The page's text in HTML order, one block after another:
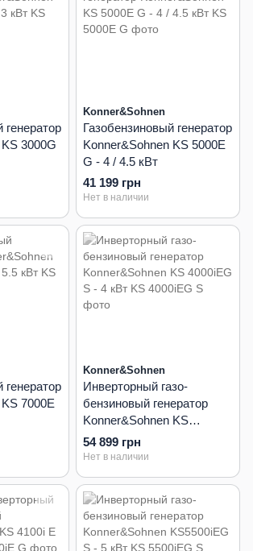
генератор
3000G
Konner&Sohnen
Газобензиновый генератор
Konner&Sohnen KS 5000E
G - 4 / 4.5 кВт
41 199 грн
Нет в наличии
генератор
7000E
Konner&Sohnen
Инверторный газо-
бензиновый генератор
Konner&Sohnen KS
4000iEG S - 4 кВт
54 899 грн
Нет в наличии